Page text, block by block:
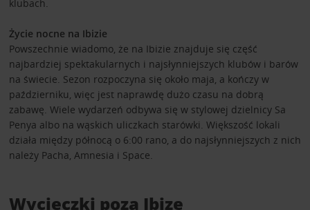
klubach.
Życie nocne na Ibizie
Powszechnie wiadomo, że na Ibizie znajduje się część
najbardziej spektakularnych i najsłynniejszych klubów i barów
na świecie. Sezon rozpoczyna się około maja, a kończy w
październiku, więc jest naprawdę dużo czasu na dobrą
zabawę. Wiele wydarzeń odbywa się w stylowej dzielnicy Sa
Penya albo na wąskich uliczkach starówki. Większość lokali
działa między północą o 6:00 rano, a do najsłynniejszych z nich
należy Pacha, Amnesia i Space.
Wycieczki poza Ibizę